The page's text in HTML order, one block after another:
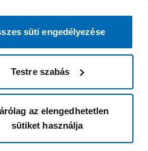
süti engedélyezése
Testre szabás
az elengedhetetlen
sütiket használja